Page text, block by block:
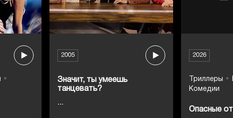
2005
Значит, ты умеешь
танцевать?
...
2026
Триллеры
Комедии
Опасные